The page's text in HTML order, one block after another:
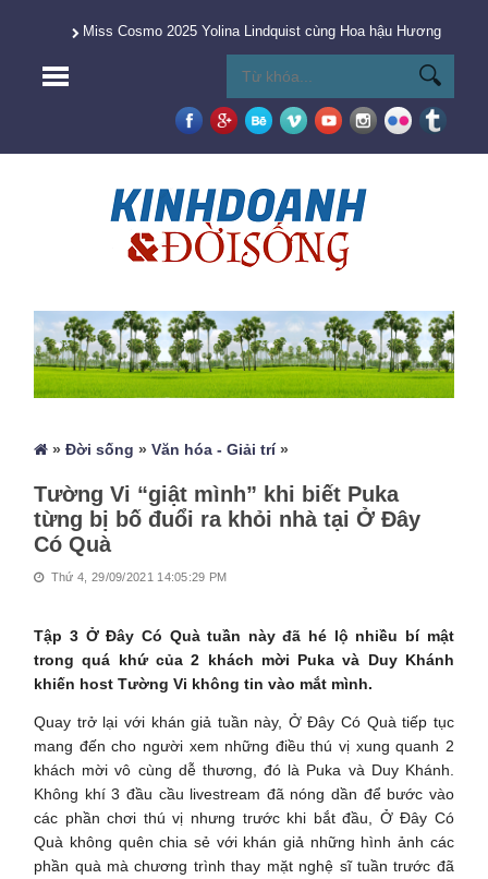
Miss Cosmo 2025 Yolina Lindquist cùng Hoa hậu Hương
»Đời sống »Văn hóa - Giải trí»
Tường Vi “giật mình” khi biết Puka
từng bị bố đuổi ra khỏi nhà tại Ở Đây
Có Quà
Thứ 4, 29/09/2021 14:05:29 PM
Tập 3 Ở Đây Có Quà tuần này đã hé lộ nhiều bí mật
trong quá khứ của 2 khách mời Puka và Duy Khánh
khiến host Tường Vi không tin vào mắt mình.
Quay trở lại với khán giả tuần này, Ở Đây Có Quà tiếp tục
mang đến cho người xem những điều thú vị xung quanh 2
khách mời vô cùng dễ thương, đó là Puka và Duy Khánh.
Không khí 3 đầu cầu livestream đã nóng dần để bước vào
các phần chơi thú vị nhưng trước khi bắt đầu, Ở Đây Có
Quà không quên chia sẻ với khán giả những hình ảnh các
phần quà mà chương trình thay mặt nghệ sĩ tuần trước đã